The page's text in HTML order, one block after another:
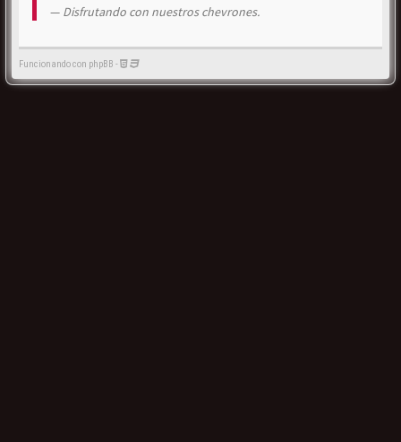
Disfrutando con nuestros chevrones.
Funcionando con phpBB -